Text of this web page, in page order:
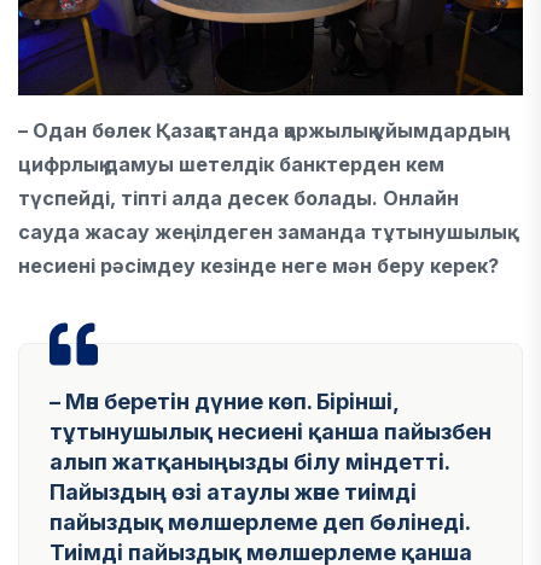
– Одан бөлек Қазақстанда қаржылық ұйымдардың
цифрлық дамуы шетелдік банктерден кем
түспейді, тіпті алда десек болады. Онлайн
сауда жасау жеңілдеген заманда тұтынушылық
несиені рәсімдеу кезінде неге мән беру керек?
– Мән беретін дүние көп. Бірінші,
тұтынушылық несиені қанша пайызбен
алып жатқаныңызды білу міндетті.
Пайыздың өзі атаулы және тиімді
пайыздық мөлшерлеме деп бөлінеді.
Тиімді пайыздық мөлшерлеме қанша